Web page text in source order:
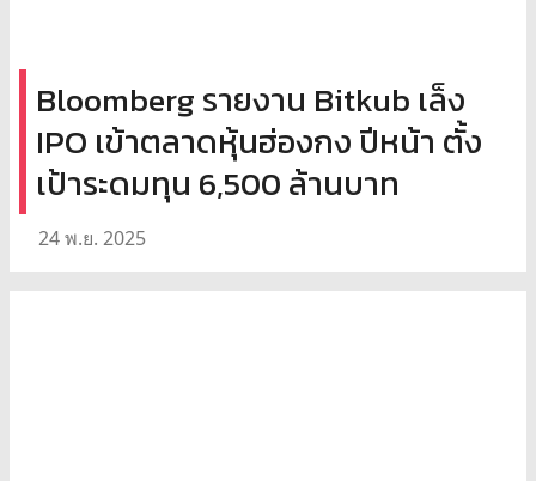
Bloomberg รายงาน Bitkub เล็ง
IPO เข้าตลาดหุ้นฮ่องกง ปีหน้า ตั้ง
เป้าระดมทุน 6,500 ล้านบาท
24 พ.ย. 2025